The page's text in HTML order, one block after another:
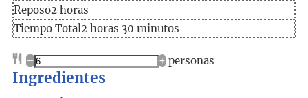
Reposo2horas
horas
Tiempo
Tiempo Total2horas
horas 30minutos
minutos
– + personas
Ingredientes